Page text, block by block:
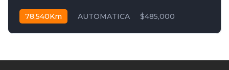
78,540Km AUTOMATICA $485,000